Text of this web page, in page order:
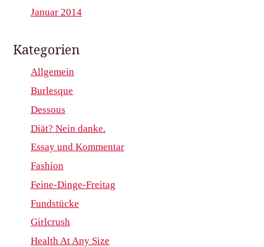
Januar 2014
Kategorien
Allgemein
Burlesque
Dessous
Diät? Nein danke.
Essay und Kommentar
Fashion
Feine-Dinge-Freitag
Fundstücke
Girlcrush
Health At Any Size